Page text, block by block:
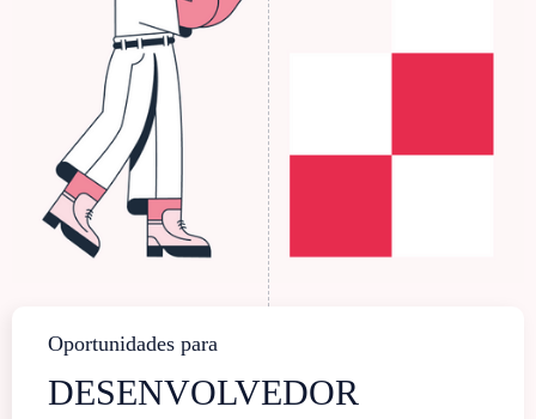
Oportunidades para
DESENVOLVEDOR